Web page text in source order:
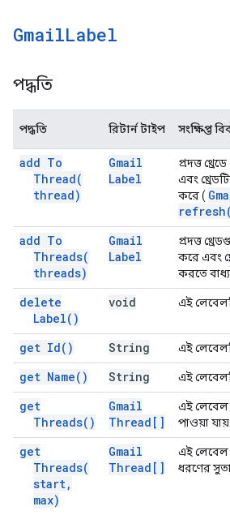
GmailLabel
পদ্ধতি
পদ্ধতি রিটার্ন টাইপ সংক্ষিপ্ত
add To
Thread(
thread)
Gmail
Label
প্রদত্ত
এবং
করে (
refresh(
add To
Threads(
threads)
Gmail
Label
প্রদত্ত
করে এবং
করতে
delete
Label( )
void এই
get Id( ) String এই
get Name( ) String এই
get
Threads( )
Gmail
Thread[]
এই লেবেল
পাওয়া
get
Threads(
start,
max)
Gmail
Thread[]
এই লেবেল
ধরণের